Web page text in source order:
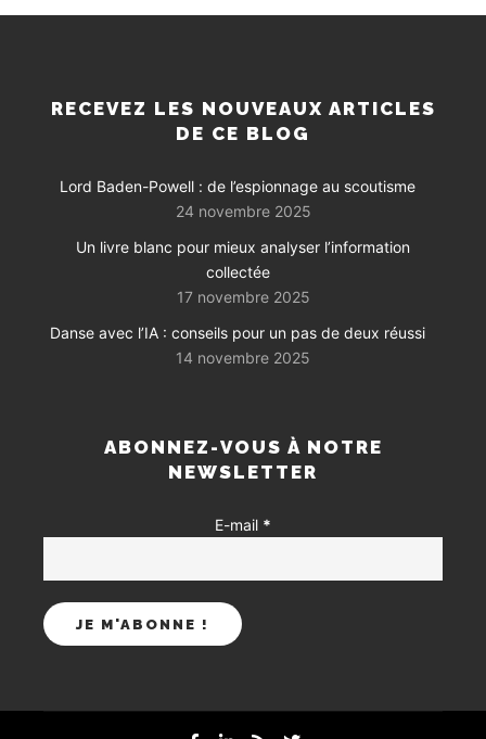
RECEVEZ LES NOUVEAUX ARTICLES
DE CE BLOG
Lord Baden-Powell : de l’espionnage au scoutisme
24 novembre 2025
Un livre blanc pour mieux analyser l’information
collectée
17 novembre 2025
Danse avec l’IA : conseils pour un pas de deux réussi
14 novembre 2025
ABONNEZ-VOUS À NOTRE
NEWSLETTER
E-mail *